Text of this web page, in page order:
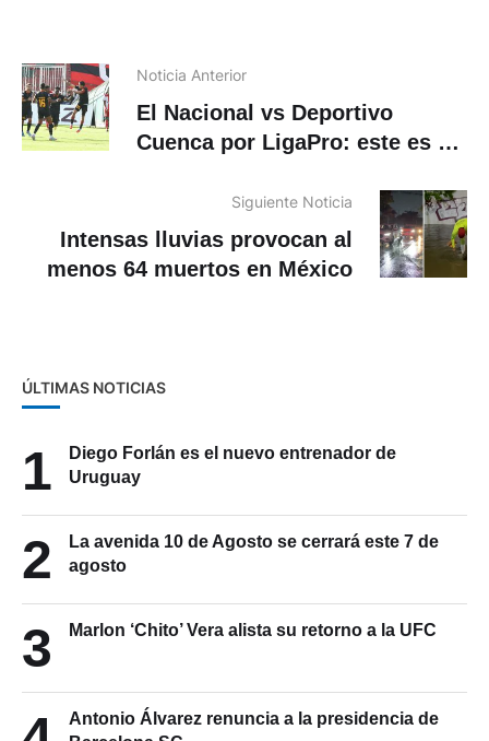
Noticia Anterior
El Nacional vs Deportivo
Cuenca por LigaPro: este es el
Siguiente Noticia
Intensas lluvias provocan al
menos 64 muertos en México
ÚLTIMAS NOTICIAS
1
Diego Forlán es el nuevo entrenador de
Uruguay
2
La avenida 10 de Agosto se cerrará este 7 de
agosto
3 Marlon ‘Chito’ Vera alista su retorno a la UFC
Antonio Álvarez renuncia a la presidencia de